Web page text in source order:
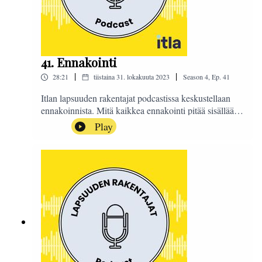
41. Ennakointi
28:21 | tiistaina 31. lokakuuta 2023 | Season 4 Ep. 41
Itlan lapsuuden rakentajat podcastissa keskustellaan
ennakoinnista. Mitä kaikkea ennakointi pitää sisällään
ja millaista keskustelua aiheen piirissä käydään? Entä
miten ennakoinnilla ja tulevaisuusajattelulla voidaan
edistää lasten, nuorten ja perheiden hyvinvointia? Itlan
näkemyksiään ennakoinnin eri
lähestymistavoista.Podcastin on toimittanut Sanna
Ra.#LapsuudenRakentajat
Play